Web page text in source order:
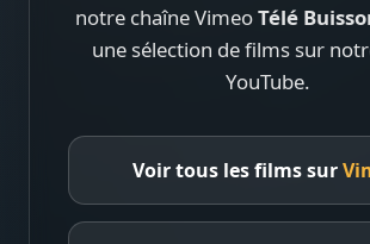
notre chaîne VimeoTélé
une sélection de films sur
YouTube.
Voir tous les films sur